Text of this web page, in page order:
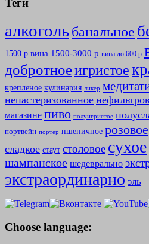
Теги
алкогольбанальное
1500 р вина 1500-3000 р вина до 600 р
добротноеигристое
крепленое кулинария ликер
непастеризованное
магазине пиво полуигристое
портвейн портер пшеничное розовое
сладкое стаут столовое сухое
шампанское шедеврально
экстраординарно эль
Choose language: